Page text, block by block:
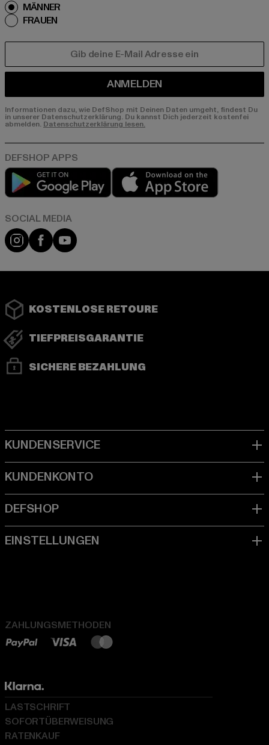
MÄNNER
FRAUEN
ANMELDEN
Informationen dazu, wie DefShop mit Deinen Daten umgeht, findest Du
in unserer Datenschutzerklärung. Du kannst Dich jederzeit kostenfei
abmelden. Datenschutzerklärung lesen.
Play market
Instagram
FacebookYouTube
KOSTENLOSE RETOURE
TIEFPREISGARANTIE
SICHERE BEZAHLUNG
ZAHLUNGSMETHODEN
LASTSCHRIFT
SOFORTÜBERWEISUNG
RATENKAUF